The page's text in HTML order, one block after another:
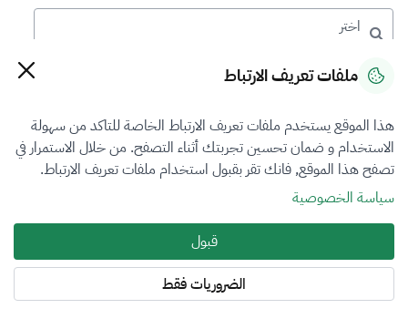
رقم الترخيص
التصنيف
اختر
فرع التقييم
ملفات تعريف الارتباط
هذا الموقع يستخدم ملفات تعريف الارتباط الخاصة للتاكد من سهولة
الاستخدام و ضمان تحسين تجربتك أثناء التصفح. من خلال الاستمرار في
تصفح هذا الموقع, فانك تقر بقبول استخدام ملفات تعريف الارتباط.
سياسة الخصوصية
قبول
الضروريات فقط